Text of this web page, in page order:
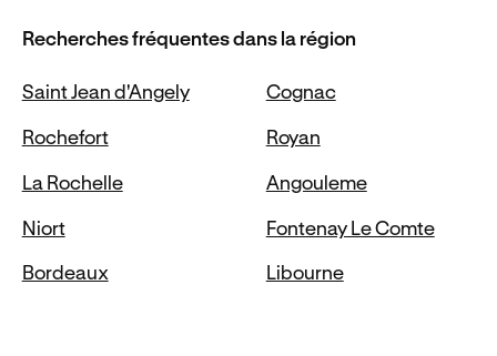
Recherches fréquentes dans la région
Saint Jean d'Angely Cognac
Rochefort Royan
La Rochelle Angouleme
Niort Fontenay Le Comte
Bordeaux Libourne